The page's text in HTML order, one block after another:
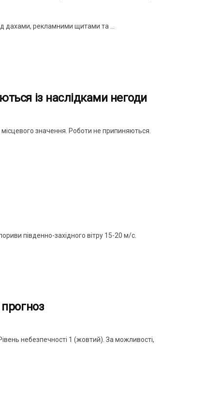
дахами, рекламними щитами та ...
із наслідками негоди
значення. Роботи не припиняються.
південно-західного вітру 15-20 м/с.
небезпечності 1 (жовтий). За можливості,